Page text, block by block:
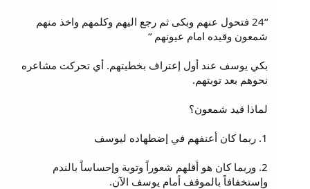
“24 فتحول عنهم وبكى ثم رجع اليهم وكلمهم واخذ منهم
شمعون وقيده امام عيونهم “
بكي يوسف عند أول إعتراف بخطيتهم. أي تحركت مشاعره
نحوهم بعد توبتهم.
لماذا قيد شمعون؟
1. ربما كان أعنفهم في إضطهاده ليوسف
2. وربما كان هو أقلهم شعوراً وتوبة وإحساساً بالندم
وإستخفافاً بالموقف أمام يوسف الآن.